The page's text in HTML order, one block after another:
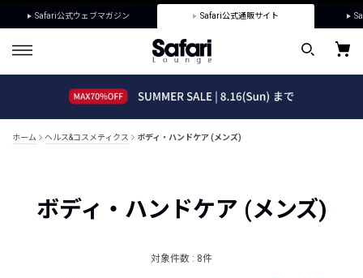
Safari公式ウェブマガジン Safari公式通販サイト
ホーム ヘルス&コスメティクス ボディ・ハンドケア (メンズ)
ボディ・ハンドケア (メンズ)
対象件数 : 8件